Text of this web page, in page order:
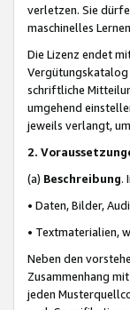
verletzen. Sie
maschinelles
Die Lizenz endet
Vergütungskatalog
schriftliche
umgehend
jeweils verlangt,
2.
(a) Beschreibung.
• Daten, Bilder,
• Textmaterialien,
Neben den
Zusammenhang
jeden